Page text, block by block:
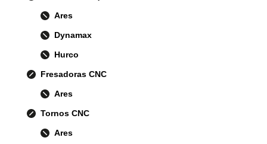
Ares
Dynamax
Hurco
Fresadoras CNC
Ares
Tornos CNC
Ares